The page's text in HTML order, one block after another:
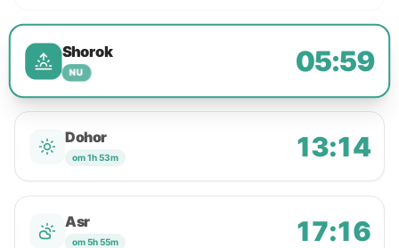
Shorok
NU 05:59
Dohor
om 1h 53m 13:14
Asr
om 5h 55m 17:16